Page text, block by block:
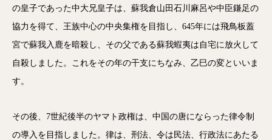
の皇子であった中大兄皇子は、蘇我倉山田石川麻呂や中臣鎌足の
協力を得て、王族中心の中央集権を目指し、645年には飛鳥板蓋
宮で蘇我入鹿を暗殺し、その父である蘇我蝦夷は自宅に放火して
自殺しました。これをその年の干支にちなみ、乙巳の変といいま
す。
その後、7世紀後半のヤマト政権は、中国の唐にならった律令制
の導入を目指しました。律は、刑法、令は民法、行政法にあたる